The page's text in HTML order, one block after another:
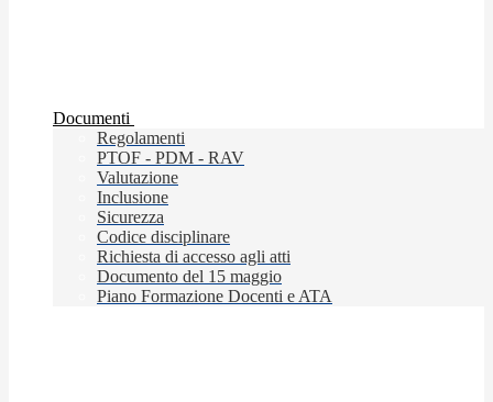
Documenti
Regolamenti
PTOF - PDM - RAV
Valutazione
Inclusione
Sicurezza
Codice disciplinare
Richiesta di accesso agli atti
Documento del 15 maggio
Piano Formazione Docenti e ATA